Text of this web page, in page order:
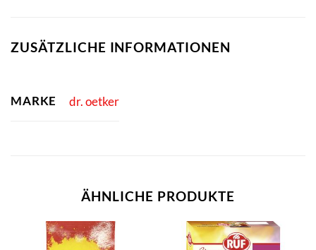
ZUSÄTZLICHE INFORMATIONEN
MARKE dr. oetker
ÄHNLICHE PRODUKTE